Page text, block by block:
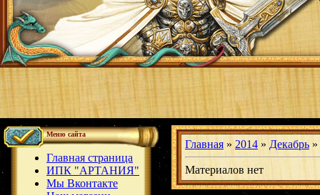
Меню сайта
Главная страница
ИПК "АРТАНИЯ"
Мы Вконтакте
Главная » 2014 » Декабрь »
Материалов нет